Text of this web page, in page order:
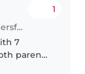
Babysitting job in Amersfoort
1
7
parents